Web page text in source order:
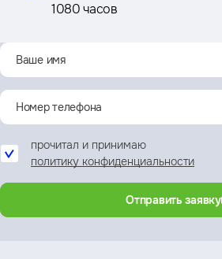
1080 часов
прочитал и принимаю
политику конфиденциальности
Отправить заявку